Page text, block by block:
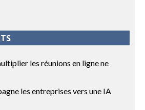
les réunions en ligne ne
les entreprises vers une IA